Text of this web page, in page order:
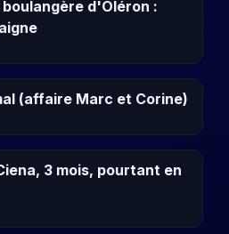
d'Oléron :
(affaire Marc et Corine)
3 mois, pourtant en